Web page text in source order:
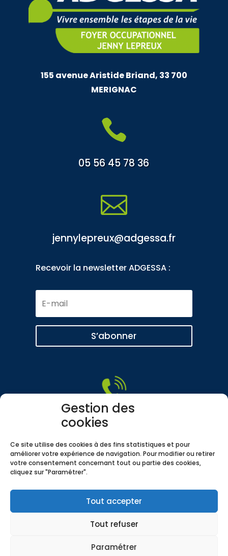
Gestion des
cookies
Ce site utilise des cookies à des fins statistiques et pour
améliorer votre expérience de navigation. Pour modifier ou retirer
votre consentement concernant tout ou partie des cookies,
cliquez sur "Paramétrer".
Tout accepter
Tout refuser
Paramétrer
155 avenue Aristide Briand, 33 700
MERIGNAC

05 56 45 78 36

jennylepreux@adgessa.fr
Recevoir la newsletter ADGESSA :
mail
S’abonner
ALMA
Lutte contre la maltraitance et
promotion de la bienveillance
Composer le :3977
Copyright 2021• ADGESSA•Tous droits réservés
Mentions légales•Politique de confidentialité•Politique de
cookies